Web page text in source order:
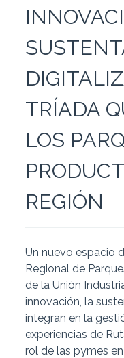
TRÍADA
LOS
REGIÓN
Un nuevo espacio
Regional de
de la Unión
innovación, la
integran en la
experiencias de
rol de las pymes